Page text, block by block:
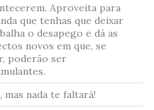
Aproveita para
que tenhas que deixar
o desapego e dá as
novos em que, se
poderão ser
nada te faltará!